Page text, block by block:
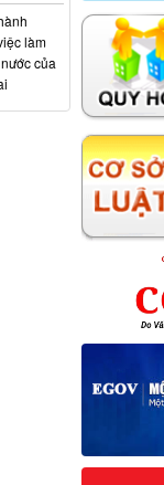
làm
của